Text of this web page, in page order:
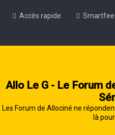
Accès rapide
Allo Le G - Le Forum
Les Forum de Allociné ne
là